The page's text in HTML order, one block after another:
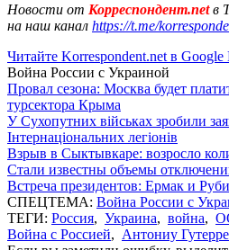
Новости от Корреспондент.netв
на наш канал https://t.me/
Читайте Korrespondent.net в Google
Война России с Украиной
Провал сезона: Москва будет
турсектора Крыма
У Сухопутних військах зробили
Інтернаціональних легіонів
Взрыв в Сыктывкаре: возросло
Стали известны объемы
Встреча президентов: Ермак и
СПЕЦТЕМА: Война России с
ТЕГИ: Россия, Украина, война,
Война с Россией, Антониу